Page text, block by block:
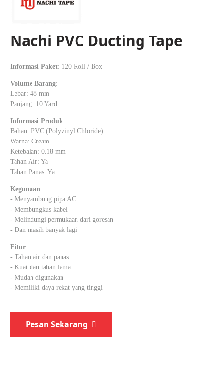
Nachi PVC Ducting Tape
Informasi Paket: 120 Roll / Box
Volume Barang:
Lebar: 48 mm
Panjang: 10 Yard
Informasi Produk:
Bahan: PVC (Polyvinyl Chloride)
Warna: Cream
Ketebalan: 0.18 mm
Tahan Air: Ya
Tahan Panas: Ya
Kegunaan:
- Menyambung pipa AC
- Membungkus kabel
- Melindungi permukaan dari goresan
- Dan masih banyak lagi
Fitur:
- Tahan air dan panas
- Kuat dan tahan lama
- Mudah digunakan
- Memiliki daya rekat yang tinggi
Pesan Sekarang